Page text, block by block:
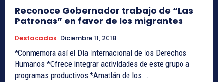
Reconoce Gobernador trabajo de “Las
Patronas” en favor de los migrantes
Destacadas Diciembre 11, 2018
*Conmemora así el Día Internacional de los Derechos
Humanos *Ofrece integrar actividades de este grupo a
programas productivos *Amatlán de los...